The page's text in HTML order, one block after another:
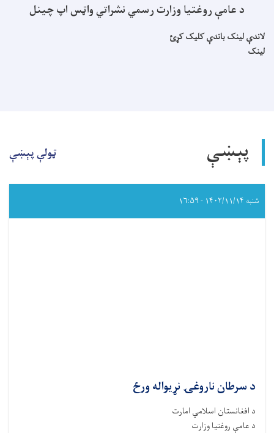
د عامې روغتیا وزارت رسمي نشراتي واټس اپ چینل
لاندې لینک باندې کلیک کړئ
لینک
پېښې ټولې پېښې
شنبه ۱۴۰۲/۱۱/۱۴ - ۱۶:۵۹
د سرطان ناروغۍ نړیواله ورځ
د افغانستان اسلامي امارت
د عامې روغتیا وزارت